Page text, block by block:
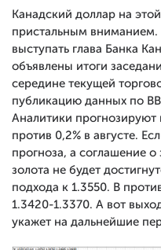
Канадский доллар на
пристальным вниманием.
выступать глава Банка
объявлены итоги
середине текущей
публикацию данных по
Аналитики прогнозируют
против 0,2% в августе.
прогноза, а соглашение
золота не будет
подхода к 1.3550. В
1.3420-1.3370. А вот
укажет на дальнейшие